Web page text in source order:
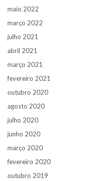
maio 2022
março 2022
julho 2021
abril 2021
março 2021
fevereiro 2021
outubro 2020
agosto 2020
julho 2020
junho 2020
março 2020
fevereiro 2020
outubro 2019